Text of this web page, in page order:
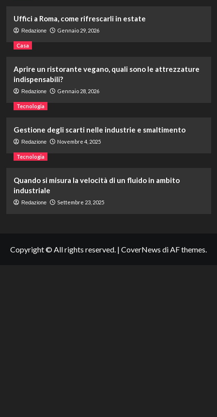
Uffici a Roma, come rifrescarli in estate
Redazione Gennaio 29, 2026
Casa
Aprire un ristorante vegano, quali sono le attrezzature
indispensabili?
Redazione Gennaio 28, 2026
Tecnologia
Gestione degli scarti nelle industrie e smaltimento
Redazione Novembre 4, 2025
Tecnologia
Quando si misura la velocità di un fluido in ambito
industriale
Redazione Settembre 23, 2025
Copyright © All rights reserved. | CoverNews di AF themes.